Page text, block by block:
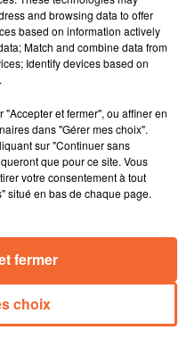
2 en tant que maire de
passe la main.
Pierre qui fut maire de la
porte candidat ( photo ).
livre au Pin ce samedi.
uniquement des
dans cette commune
proposé par le CRRL de
l’historien Fabrice
15 min 45 sec
and browsing data to offer
based on information actively
Match and combine data from
Identify devices based on
et fermer", ou affiner en
dans "Gérer mes choix".
sur "Continuer sans
que pour ce site. Vous
votre consentement à tout
situé en bas de chaque page.
choix
fermer